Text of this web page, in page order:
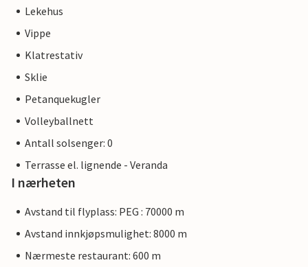
Lekehus
Vippe
Klatrestativ
Sklie
Petanquekugler
Volleyballnett
Antall solsenger: 0
Terrasse el. lignende - Veranda
I nærheten
Avstand til flyplass: PEG : 70000 m
Avstand innkjøpsmulighet: 8000 m
Nærmeste restaurant: 600 m